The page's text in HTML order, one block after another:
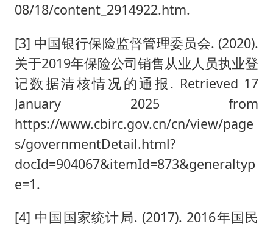
08/18/content_2914922.htm.
[3] 中国银行保险监督管理委员会. (2020).
关于2019年保险公司销售从业人员执业登
记数据清核情况的通报. Retrieved 17
January 2025 from
https://www.cbirc.gov.cn/cn/view/page
s/governmentDetail.html?
docId=904067&itemId=873&generaltyp
e=1.
[4] 中国国家统计局. (2017). 2016年国民